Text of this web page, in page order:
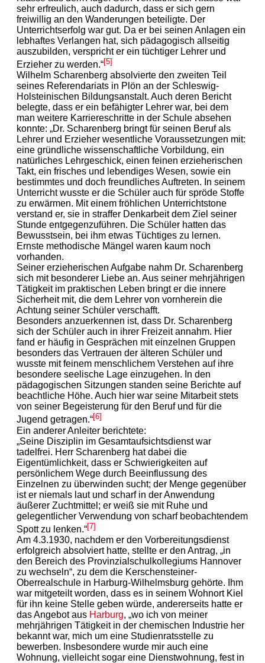
sehr erfreulich, auch dadurch, dass er sich gern
freiwillig an den Wanderungen beteiligte. Der
Unterrichtserfolg war gut. Da er bei seinen Anlagen ein
lebhaftes Verlangen hat, sich pädagogisch allseitig
auszubilden, verspricht er ein tüchtiger Lehrer und
Erzieher zu werden.“[5]
Wilhelm Scharenberg absolvierte den zweiten Teil
seines Referendariats in Plön an der Schleswig-
Holsteinischen Bildungsanstalt. Auch deren Bericht
belegte, dass er ein befähigter Lehrer war, bei dem
man weitere Karriereschritte in der Schule absehen
konnte: „Dr. Scharenberg bringt für seinen Beruf als
Lehrer und Erzieher wesentliche Voraussetzungen mit:
eine gründliche wissenschaftliche Vorbildung, ein
natürliches Lehrgeschick, einen feinen erzieherischen
Takt, ein frisches und lebendiges Wesen, sowie ein
bestimmtes und doch freundliches Auftreten. In seinem
Unterricht wusste er die Schüler auch für spröde Stoffe
zu erwärmen. Mit einem fröhlichen Unterrichtstone
verstand er, sie in straffer Denkarbeit dem Ziel seiner
Stunde entgegenzuführen. Die Schüler hatten das
Bewusstsein, bei ihm etwas Tüchtiges zu lernen.
Ernste methodische Mängel waren kaum noch
vorhanden.
Seiner erzieherischen Aufgabe nahm Dr. Scharenberg
sich mit besonderer Liebe an. Aus seiner mehrjährigen
Tätigkeit im praktischen Leben bringt er die innere
Sicherheit mit, die dem Lehrer von vornherein die
Achtung seiner Schüler verschafft.
Besonders anzuerkennen ist, dass Dr. Scharenberg
sich der Schüler auch in ihrer Freizeit annahm. Hier
fand er häufig in Gesprächen mit einzelnen Gruppen
besonders das Vertrauen der älteren Schüler und
wusste mit feinem menschlichem Verstehen auf ihre
besondere seelische Lage einzugehen. In den
pädagogischen Sitzungen standen seine Berichte auf
beachtliche Höhe. Auch hier war seine Mitarbeit stets
von seiner Begeisterung für den Beruf und für die
Jugend getragen.“[6]
Ein anderer Anleiter berichtete:
„Seine Disziplin im Gesamtaufsichtsdienst war
tadelfrei. Herr Scharenberg hat dabei die
Eigentümlichkeit, dass er Schwierigkeiten auf
persönlichem Wege durch Beeinflussung des
Einzelnen zu überwinden sucht; der Menge gegenüber
ist er niemals laut und scharf in der Anwendung
äußerer Zuchtmittel; er weiß sie mit Ruhe und
gelegentlicher Verwendung von scharf beobachtendem
Spott zu lenken.“[7]
Am 4.3.1930, nachdem er den Vorbereitungsdienst
erfolgreich absolviert hatte, stellte er den Antrag, „in
den Bereich des Provinzialschulkollegiums Hannover
zu wechseln“, zu dem die Kerschensteiner-
Oberrealschule in Harburg-Wilhelmsburg gehörte. Ihm
war mitgeteilt worden, dass es in seinem Wohnort Kiel
für ihn keine Stelle geben würde, andererseits hatte er
das Angebot aus Harburg, „wo ich von meiner
mehrjährigen Tätigkeit in der chemischen Industrie her
bekannt war, mich um eine Studienratsstelle zu
bewerben. Insbesondere wurde mir auch eine
Wohnung, vielleicht sogar eine Dienstwohnung, fest in